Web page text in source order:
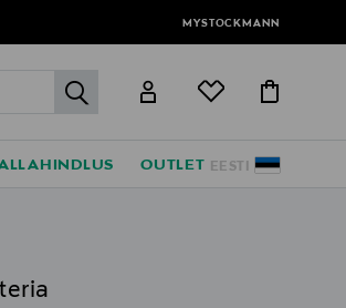
MYSTOCKMANN
label.header.go
EESTI
OUTLET